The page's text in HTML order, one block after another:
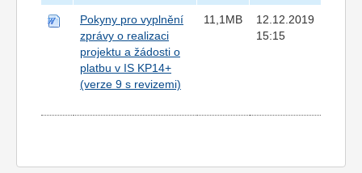
Pokyny pro vyplnění
zprávy o realizaci
projektu a žádosti o
platbu v IS KP14+
(verze 9 s revizemi)
11,1MB
12.12.2019
15:15